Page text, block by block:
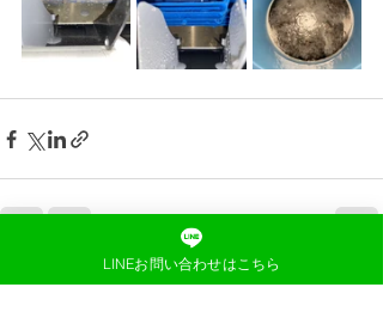
LINEお問い合わせはこちら